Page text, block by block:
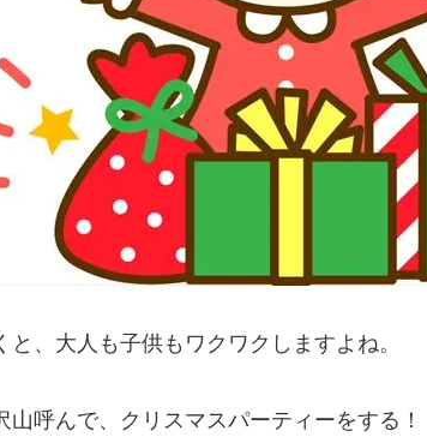
と、大人も子供もワクワクしますよね。
山呼んで、クリスマスパーティーをする！